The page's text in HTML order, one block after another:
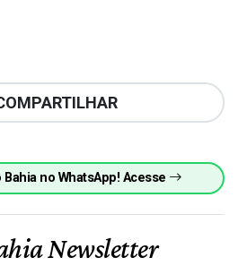
no WhatsApp! Acesse
Newsletter